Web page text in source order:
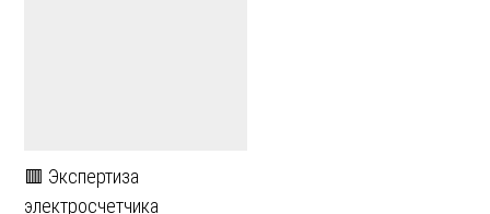
🟥 Экспертиза
электросчетчика